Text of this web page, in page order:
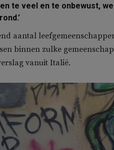
te veel en te onbewust,
aantal
binnen zulke
vanuit Italië.